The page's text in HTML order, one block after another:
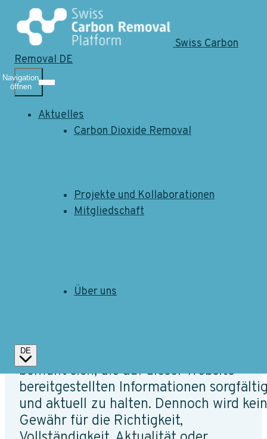
Swiss Carbon
Removal DE
Navigation
öffnen
Aktuelles
Carbon Dioxide Removal
Projekte und Kollaborationen
Mitgliedschaft
Über uns
DE
Impressum
Swiss Carbon Removal Platform
Zweierstrasse 25
Die Swiss Carbon Removal Platform
bemüht sich, die auf dieser Website
bereitgestellten Informationen
und aktuell zu halten. Dennoch wird
Gewähr für die Richtigkeit,